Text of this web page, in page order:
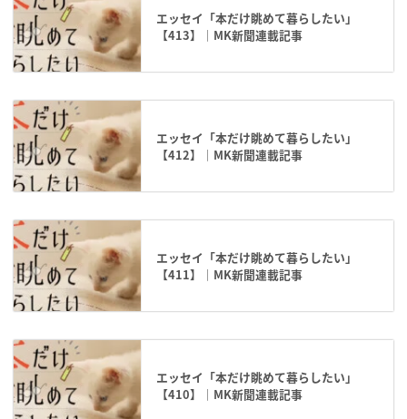
エッセイ「本だけ眺めて暮らしたい」
【413】｜MK新聞連載記事
エッセイ「本だけ眺めて暮らしたい」
【412】｜MK新聞連載記事
エッセイ「本だけ眺めて暮らしたい」
【411】｜MK新聞連載記事
エッセイ「本だけ眺めて暮らしたい」
【410】｜MK新聞連載記事